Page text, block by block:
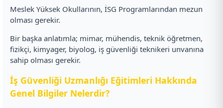
Meslek Yüksek Okullarının, İSG Programlarından mezun
olması gerekir.
Bir başka anlatımla; mimar, mühendis, teknik öğretmen,
fizikçi, kimyager, biyolog, iş güvenliği teknikeri unvanına
sahip olması gerekir.
İş Güvenliği Uzmanlığı Eğitimleri Hakkında
Genel Bilgiler Nelerdir?